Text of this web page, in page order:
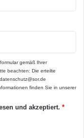
gemäß Ihrer
beachten: Die erteilte
finden Sie in unserer
und akzeptiert. *